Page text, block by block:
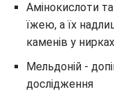
Амінокислоти
їжею, а їх
каменів у нирках
Мельдоній -
дослідження